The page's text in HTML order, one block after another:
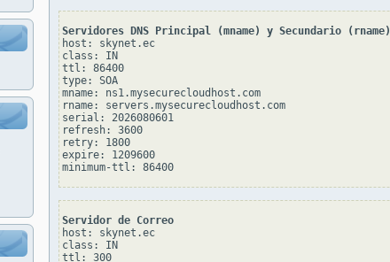
Servidores DNS Principal (mname) y Secundario (rname)
host: skynet.ec
class: IN
ttl: 86400
type: SOA
mname: ns1.mysecurecloudhost.com
rname: servers.mysecurecloudhost.com
serial: 2026080601
refresh: 3600
retry: 1800
expire: 1209600
minimum-ttl: 86400
Servidor de Correo
host: skynet.ec
class: IN
ttl: 300